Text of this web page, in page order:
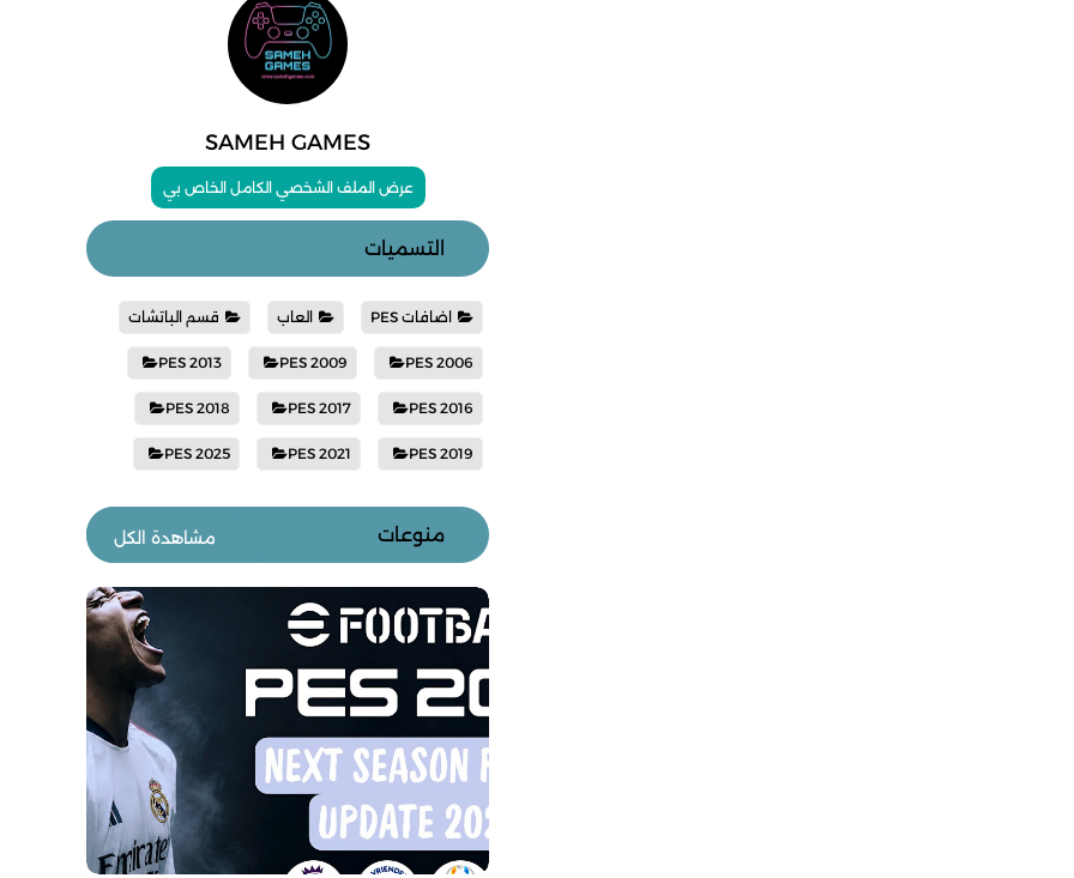
SAMEH GAMES
عرض الملف الشخصي الكامل الخاص بي
التسميات
اضافات PES العاب قسم الباتشات
PES 2006
PES 2009
PES 2013
PES 2016
PES 2017
PES 2018
PES 2019
PES 2021
PES 2025
مشاهدة الكل منوعات